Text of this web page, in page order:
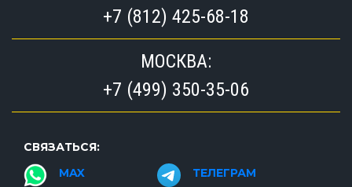
+7 (812) 425-68-18
МОСКВА:
+7 (499) 350-35-06
СВЯЗАТЬСЯ:
MAX
ТЕЛЕГРАМ